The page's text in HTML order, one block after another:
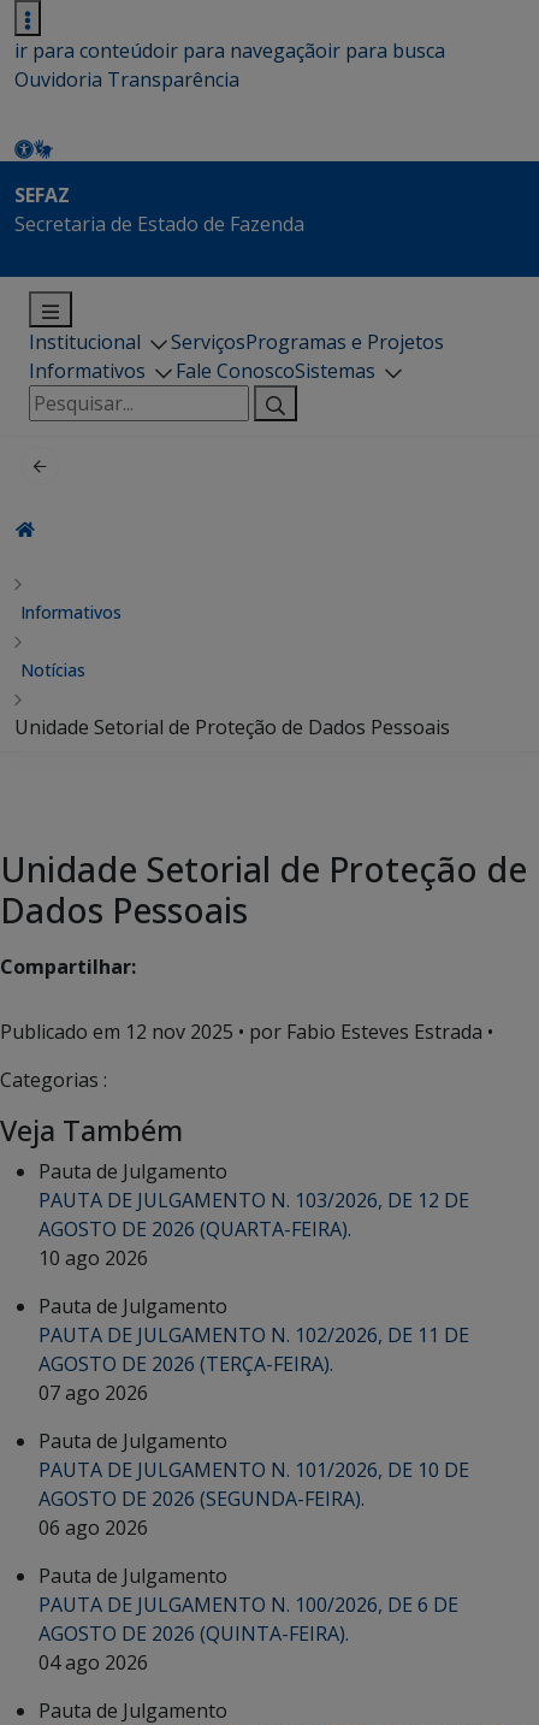
ir para conteúdoir para navegaçãoir para busca
Ouvidoria Transparência
SEFAZ
Secretaria de Estado de Fazenda
Institucional ServiçosProgramas e Projetos
Informativos
Fale ConoscoSistemas
Pesquisar
por:
Informativos
Notícias
Unidade Setorial de Proteção de Dados Pessoais
Unidade Setorial de Proteção de
Dados Pessoais
Compartilhar:
Publicado em 12 nov 2025 • por Fabio Esteves Estrada •
Categorias :
Veja Também
Pauta de Julgamento
PAUTA DE JULGAMENTO N. 103/2026, DE 12 DE
AGOSTO DE 2026 (QUARTA-FEIRA).
10 ago 2026
Pauta de Julgamento
PAUTA DE JULGAMENTO N. 102/2026, DE 11 DE
AGOSTO DE 2026 (TERÇA-FEIRA).
07 ago 2026
Pauta de Julgamento
PAUTA DE JULGAMENTO N. 101/2026, DE 10 DE
AGOSTO DE 2026 (SEGUNDA-FEIRA).
06 ago 2026
Pauta de Julgamento
PAUTA DE JULGAMENTO N. 100/2026, DE 6 DE
AGOSTO DE 2026 (QUINTA-FEIRA).
04 ago 2026
Pauta de Julgamento